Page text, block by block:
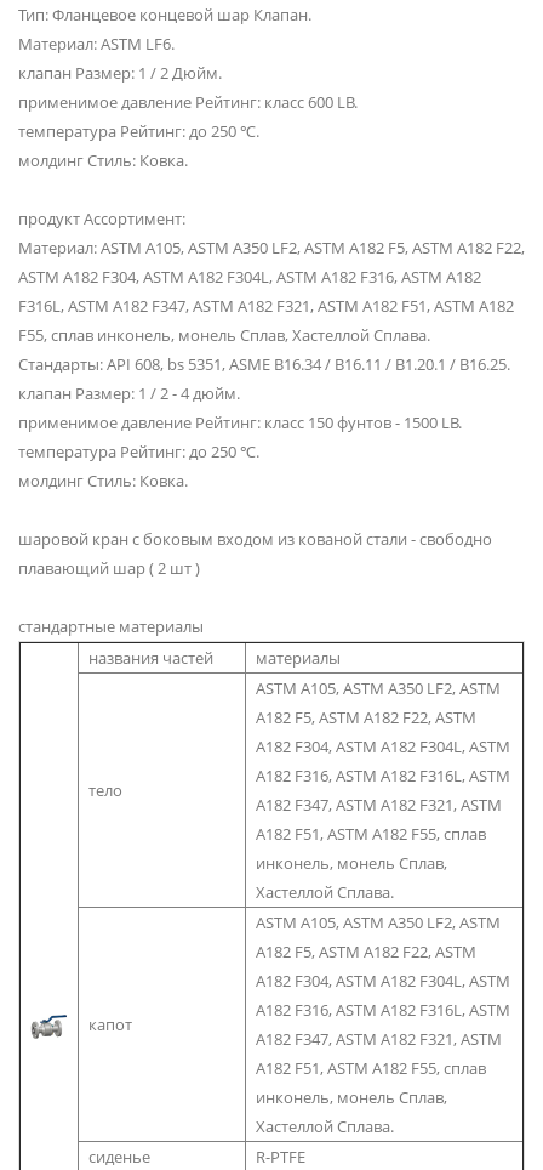
Тип: Фланцевое концевой шар Клапан.
Материал: ASTM LF6.
клапан Размер: 1 / 2 Дюйм.
применимое давление Рейтинг: класс 600 LB.
температура Рейтинг: до 250 ℃.
молдинг Стиль: Ковка.
продукт Ассортимент:
Материал: ASTM A105, ASTM A350 LF2, ASTM A182 F5, ASTM A182 F22,
ASTM A182 F304, ASTM A182 F304L, ASTM A182 F316, ASTM A182
F316L, ASTM A182 F347, ASTM A182 F321, ASTM A182 F51, ASTM A182
F55, сплав инконель, монель Сплав, Хастеллой Сплава.
Стандарты: API 608, bs 5351, ASME B16.34 / B16.11 / B1.20.1 / B16.25.
клапан Размер: 1 / 2 - 4 дюйм.
применимое давление Рейтинг: класс 150 фунтов - 1500 LB.
температура Рейтинг: до 250 ℃.
молдинг Стиль: Ковка.
шаровой кран с боковым входом из кованой стали - свободно
плавающий шар ( 2 шт )
стандартные материалы
названия частей
материалы
тело
ASTM A105, ASTM A350 LF2, ASTM
A182 F5, ASTM A182 F22, ASTM
A182 F304, ASTM A182 F304L, ASTM
A182 F316, ASTM A182 F316L, ASTM
A182 F347, ASTM A182 F321, ASTM
A182 F51, ASTM A182 F55, сплав
инконель, монель Сплав,
Хастеллой Сплава.
капот
ASTM A105, ASTM A350 LF2, ASTM
A182 F5, ASTM A182 F22, ASTM
A182 F304, ASTM A182 F304L, ASTM
A182 F316, ASTM A182 F316L, ASTM
A182 F347, ASTM A182 F321, ASTM
A182 F51, ASTM A182 F55, сплав
инконель, монель Сплав,
Хастеллой Сплава.
сиденье
R-PTFE